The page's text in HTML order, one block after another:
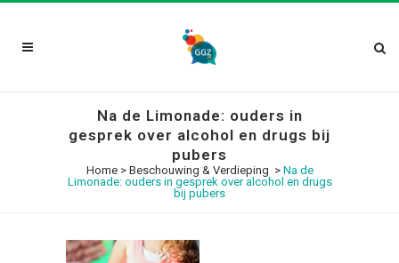
Na de Limonade: ouders in
gesprek over alcohol en drugs bij
pubers
Home> Beschouwing & Verdieping > Na de
Limonade: ouders in gesprek over alcohol en drugs
bij pubers